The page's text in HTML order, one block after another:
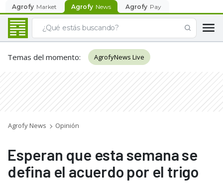
Agrofy Market Agrofy News Agrofy Pay
Temas del momento: AgrofyNews Live
Agrofy News Opinión
Esperan que esta semana se
defina el acuerdo por el trigo